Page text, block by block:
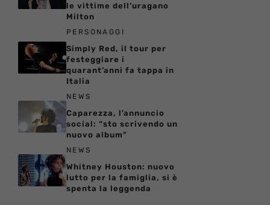
le vittime dell’uragano
Milton
PERSONAGGI
Simply Red, il tour per
festeggiare i
quarant’anni fa tappa in
Italia
NEWS
Caparezza, l’annuncio
social: “sto scrivendo un
nuovo album”
NEWS
Whitney Houston: nuovo
lutto per la famiglia, si è
spenta la leggenda